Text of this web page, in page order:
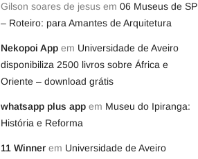
Gilson soares de jesus em 06 Museus de SP
– Roteiro: para Amantes de Arquitetura
Nekopoi App em Universidade de Aveiro
disponibiliza 2500 livros sobre África e
Oriente – download grátis
whatsapp plus app em Museu do Ipiranga:
História e Reforma
11 Winner em Universidade de Aveiro